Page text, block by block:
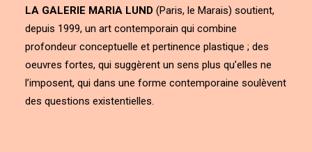
LA GALERIE MARIA LUND (Paris, le Marais) soutient,
depuis 1999, un art contemporain qui combine
profondeur conceptuelle et pertinence plastique ; des
oeuvres fortes, qui suggèrent un sens plus qu’elles ne
l’imposent, qui dans une forme contemporaine soulèvent
des questions existentielles.